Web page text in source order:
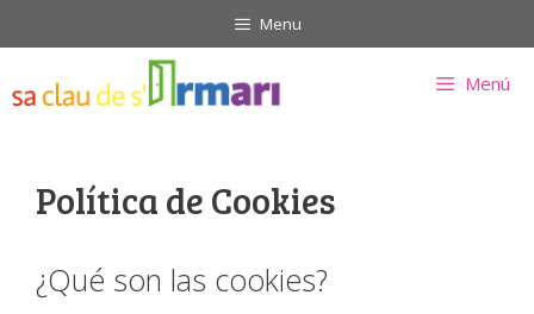
al
Menu
Menú
Política de Cookies
¿Qué son las cookies?